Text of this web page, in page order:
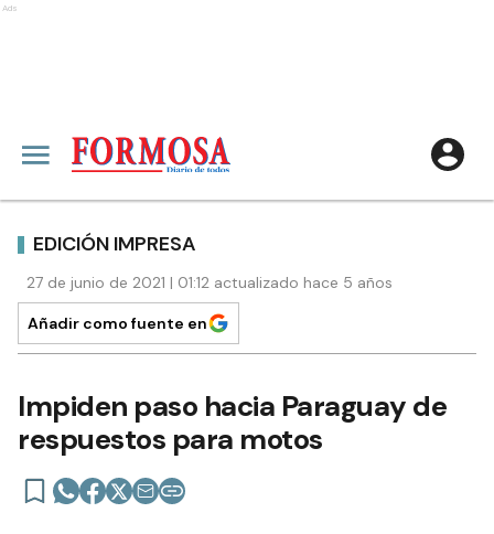
Ads
EDICIÓN IMPRESA
27 de junio de 2021 | 01:12 actualizado hace 5 años
Añadir como fuente en
Impiden paso hacia Paraguay de
respuestos para motos